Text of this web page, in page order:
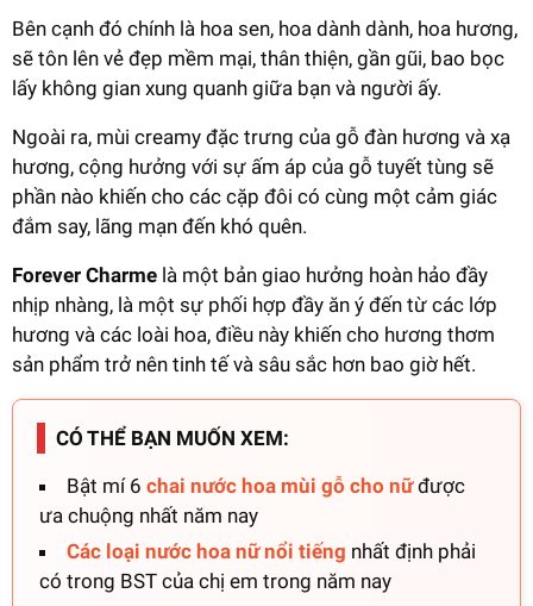
Bên cạnh đó chính là hoa sen, hoa dành dành, hoa hương,
sẽ tôn lên vẻ đẹp mềm mại, thân thiện, gần gũi, bao bọc
lấy không gian xung quanh giữa bạn và người ấy.
Ngoài ra, mùi creamy đặc trưng của gỗ đàn hương và xạ
hương, cộng hưởng với sự ấm áp của gỗ tuyết tùng sẽ
phần nào khiến cho các cặp đôi có cùng một cảm giác
đắm say, lãng mạn đến khó quên.
Forever Charme là một bản giao hưởng hoàn hảo đầy
nhịp nhàng, là một sự phối hợp đầy ăn ý đến từ các lớp
hương và các loài hoa, điều này khiến cho hương thơm
sản phẩm trở nên tinh tế và sâu sắc hơn bao giờ hết.
CÓ THỂ BẠN MUỐN XEM:
Bật mí 6 chai nước hoa mùi gỗ cho nữđược
ưa chuộng nhất năm nay
Các loại nước hoa nữ nổi tiếng nhất định phải
có trong BST của chị em trong năm nay